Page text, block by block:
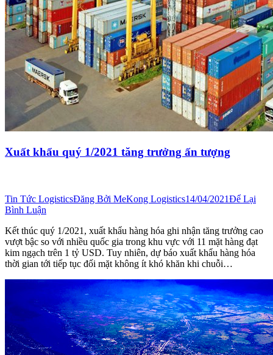
Xuất khẩu quý 1/2021 tăng trưởng ấn tượng
Tin Tức LogisticsĐăng Bởi MeKong Logistics14/04/2021Để Lại
Bình Luận
Kết thúc quý 1/2021, xuất khẩu hàng hóa ghi nhận tăng trưởng cao
vượt bậc so với nhiều quốc gia trong khu vực với 11 mặt hàng đạt
kim ngạch trên 1 tỷ USD. Tuy nhiên, dự báo xuất khẩu hàng hóa
thời gian tới tiếp tục đối mặt không ít khó khăn khi chuỗi…